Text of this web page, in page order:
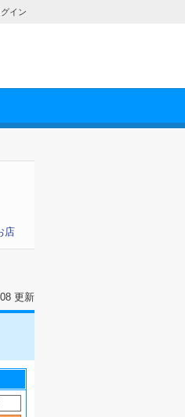
グイン
店
更新